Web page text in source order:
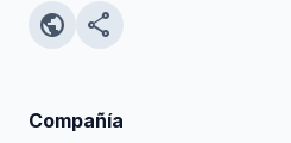
public share
Compañía